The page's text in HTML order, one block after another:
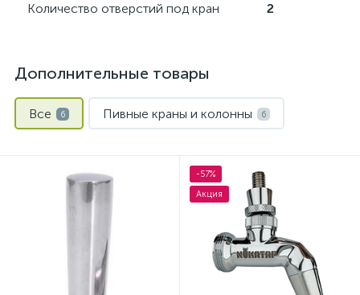
Количество отверстий под кран
2
Дополнительные товары
Все 6 Пивные краны и колонны 6
-57%
Акция